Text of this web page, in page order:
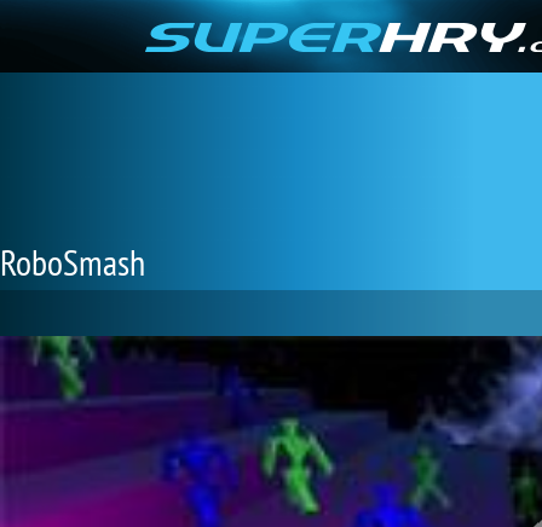
RoboSmash